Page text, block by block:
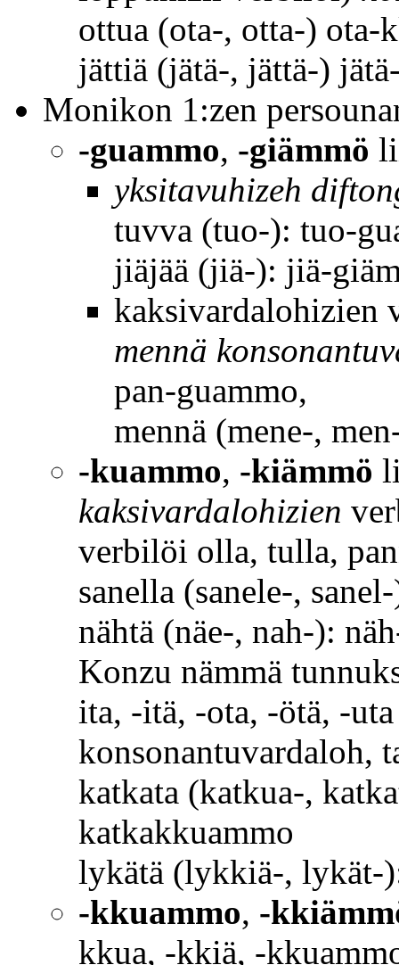
ottua (ota-, otta-) ota-
jättiä (jätä-, jättä-)
Monikon 1:zen
-guammo, -giämmö
yksitavuhizeh
tuvva (tuo-): tuo-
jiäjää (jiä-): jiä-
mennä
pan-guammo,
mennä (mene-,
-kuammo, -kiämmö
kaksivardalohizien
verbilöi olla, tulla,
sanella (sanele-,
nähtä (näe-, nah-):
Konzu nämmä
ita, -itä, -ota, -ötä, -
konsonantuvardaloh,
katkata (katkua-,
katkakkuammo
lykätä (lykkiä-, lykät-
-kkuammo, -
kkua, -kkiä, -